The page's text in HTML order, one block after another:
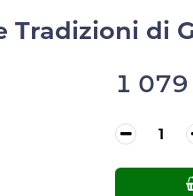
Tradizioni di
1 079